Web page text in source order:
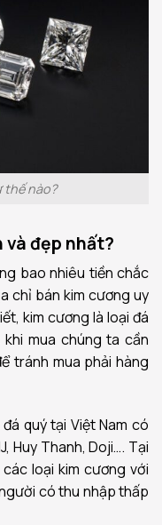
thế nào?
và đẹp nhất?
bao nhiêu tiền chắc
chỉ bán kim cương uy
kim cương là loại đá
mua chúng ta cần
tránh mua phải hàng
quý tại Việt Nam có
Huy Thanh, Doji…. Tại
loại kim cương với
có thu nhập thấp